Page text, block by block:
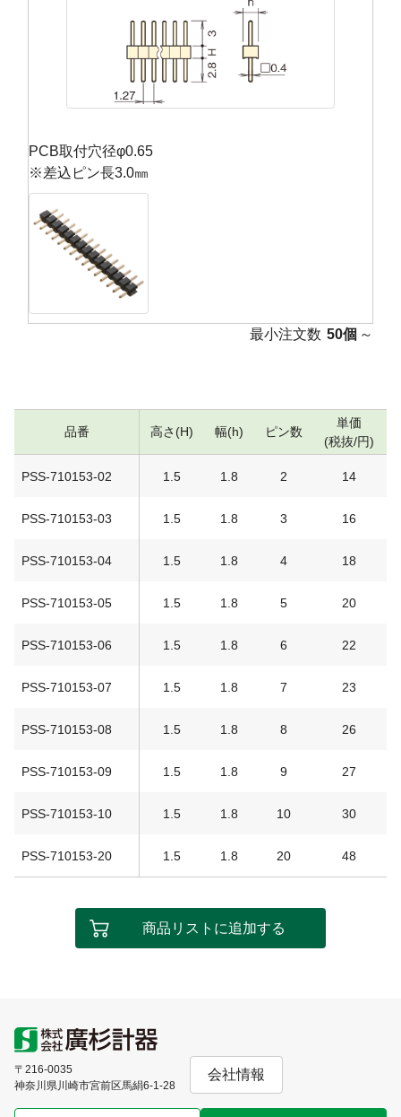
PCB取付穴径φ0.65
※差込ピン長3.0㎜
最小注文数 50個 ～
品番 高さ(H) 幅(h) ピン数
単価
(税抜/円)
PSS-710153-02 1.5 1.8 2 14
PSS-710153-03 1.5 1.8 3 16
PSS-710153-04 1.5 1.8 4 18
PSS-710153-05 1.5 1.8 5 20
PSS-710153-06 1.5 1.8 6 22
PSS-710153-07 1.5 1.8 7 23
PSS-710153-08 1.5 1.8 8 26
PSS-710153-09 1.5 1.8 9 27
PSS-710153-10 1.5 1.8 10 30
PSS-710153-20 1.5 1.8 20 48
商品リストに追加する
〒216-0035
神奈川県川崎市宮前区馬絹6-1-28
会社情報